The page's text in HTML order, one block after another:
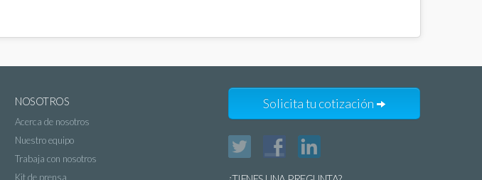
NOSOTROS
Acerca de nosotros
Nuestro equipo
Trabaja con nosotros
Kit de prensa
Solicita tu cotización
Twitter Facebook